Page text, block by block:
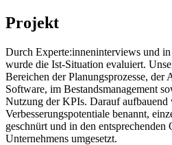
Projekt
Durch Experte:inneninterviews und
wurde die Ist-Situation evaluiert.
Bereichen der Planungsprozesse,
Software, im Bestandsmanagement
Nutzung der KPIs. Darauf aufbauend
Verbesserungspotentiale benannt,
geschnürt und in den entsprechenden
Unternehmens umgesetzt.